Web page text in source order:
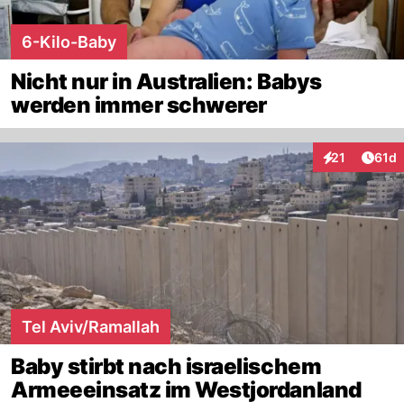
6-Kilo-Baby
Nicht nur in Australien: Babys
werden immer schwerer
21
Interaktionen
61d
Tel Aviv/Ramallah
Baby stirbt nach israelischem
Armeeeinsatz im Westjordanland